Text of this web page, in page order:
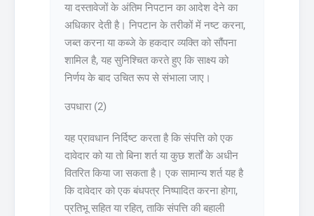
या दस्तावेजों के अंतिम निपटान का आदेश देने का
अधिकार देती है। निपटान के तरीकों में नष्ट करना,
जब्त करना या कब्जे के हकदार व्यक्ति को सौंपना
शामिल है, यह सुनिश्चित करते हुए कि साक्ष्य को
निर्णय के बाद उचित रूप से संभाला जाए।
उपधारा (2)
यह प्रावधान निर्दिष्ट करता है कि संपत्ति को एक
दावेदार को या तो बिना शर्त या कुछ शर्तों के अधीन
वितरित किया जा सकता है। एक सामान्य शर्त यह है
कि दावेदार को एक बंधपत्र निष्पादित करना होगा,
प्रतिभू सहित या रहित, ताकि संपत्ति की बहाली